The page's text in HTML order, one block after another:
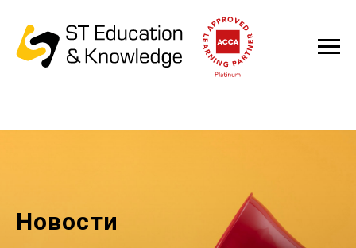
Новости